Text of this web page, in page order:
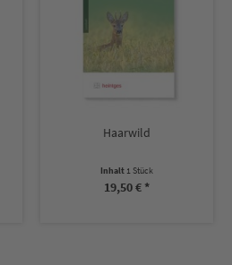
Haarwild
Inhalt 1 Stück
19,50 € *